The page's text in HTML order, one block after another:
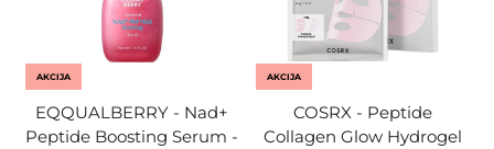
AKCIJA
EQQUALBERRY - Nad+
Peptide Boosting Serum -
AKCIJA
COSRX - Peptide
Collagen Glow Hydrogel